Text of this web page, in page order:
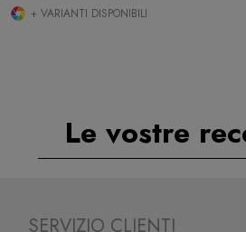
+ VARIANTI DISPONIBILI
Le vostre
SERVIZIO CLIENTI